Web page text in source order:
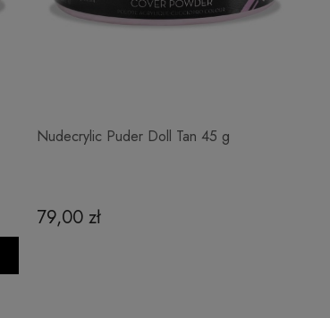
Nudecrylic Puder Doll Tan 45 g
79,00 zł